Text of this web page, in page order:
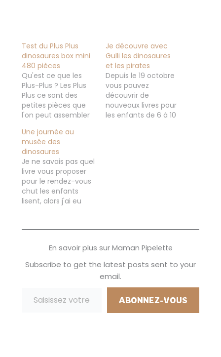
Test du Plus Plus
dinosaures box mini
480 pièces
Qu'est ce que les
Plus-Plus ? Les Plus
Plus ce sont des
petites pièces que
l'on peut assembler
vie à des créations,
des constructions
que nos enfants
vont imaginer que
ce soit en 2D ou en
3D en l'espace de
quelques instants
cela prend forme
Je découvre avec
Gulli les dinosaures
et les pirates
Depuis le 19 octobre
vous pouvez
découvrir de
nouveaux livres pour
les enfants de 6 à 10
Une journée au
musée des
dinosaures
Je ne savais pas quel
livre vous proposer
pour le rendez-vous
chut les enfants
lisent, alors j'ai eu
de mon instagram.
livres l'un est sur des
recettes, mais aussi
de contes et l'autre
En savoir plus sur Maman Pipelette
Subscribe to get the latest posts sent to your
email.
ABONNEZ-VOUS